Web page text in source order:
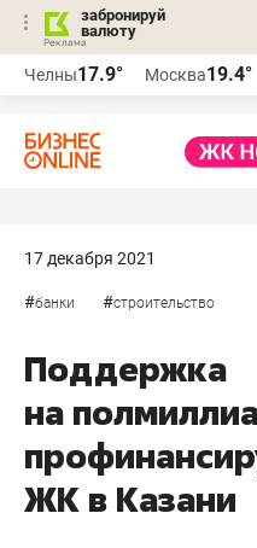
забронируй
валюту
Челны17.9° Москва19.4°
17 декабря 2021
#банки #строительство
Поддержка
на
ЖК в Казани